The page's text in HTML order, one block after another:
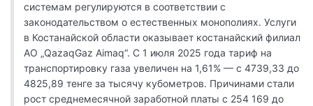
системам регулируются в соответствии с
законодательством о естественных монополиях. Услуги
в Костанайской области оказывает костанайский филиал
АО „QazaqGaz Aimaq“. С 1 июля 2025 года тариф на
транспортировку газа увеличен на 1,61% — с 4739,33 до
4825,89 тенге за тысячу кубометров. Причинами стали
рост среднемесячной заработной платы с 254 169 до